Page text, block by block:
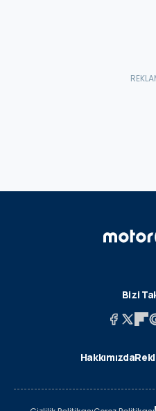
Bizi
Hakkımızda